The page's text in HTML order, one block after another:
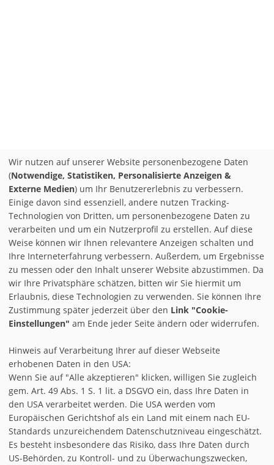
AGB
IMPRESSUM & DISCLAIMER
REGISTRIEREN
COOKIE-EINSTELLUNGEN
INSTAGRAM | FACEBOOK | TWITTER
DATENSCHUTZ
© 1996 - 2026 byVipex
Wir nutzen auf unserer Website personenbezogene Daten
(Notwendige, Statistiken, Personalisierte Anzeigen &
Externe Medien) um Ihr Benutzererlebnis zu verbessern.
Einige davon sind essenziell, andere nutzen Tracking-
Technologien von Dritten, um personenbezogene Daten zu
verarbeiten und um ein Nutzerprofil zu erstellen. Auf diese
Weise können wir Ihnen relevantere Anzeigen schalten und
Ihre Interneterfahrung verbessern. Außerdem, um Ergebnisse
zu messen oder den Inhalt unserer Website abzustimmen. Da
wir Ihre Privatsphäre schätzen, bitten wir Sie hiermit um
Erlaubnis, diese Technologien zu verwenden. Sie können Ihre
Zustimmung später jederzeit über den Link "Cookie-
Einstellungen" am Ende jeder Seite ändern oder widerrufen.
Hinweis auf Verarbeitung Ihrer auf dieser Webseite
erhobenen Daten in den USA:
Wenn Sie auf "Alle akzeptieren" klicken, willigen Sie zugleich
gem. Art. 49 Abs. 1 S. 1 lit. a DSGVO ein, dass Ihre Daten in
den USA verarbeitet werden. Die USA werden vom
Europäischen Gerichtshof als ein Land mit einem nach EU-
Standards unzureichendem Datenschutzniveau eingeschätzt.
Es besteht insbesondere das Risiko, dass Ihre Daten durch
US-Behörden, zu Kontroll- und zu Überwachungszwecken,